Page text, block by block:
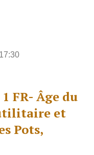
FR- Âge du
et
Pots,